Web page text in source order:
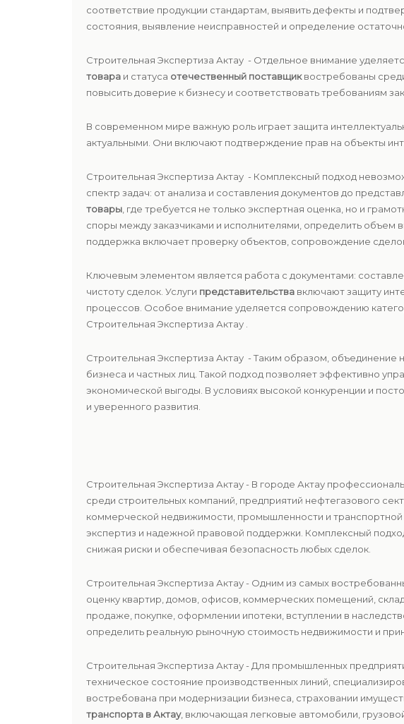
соответствие продукции стандартам, выявить дефекты и
состояния, выявление неисправностей и определение
Строительная Экспертиза Актау - Отдельное внимание
товара и статуса отечественный поставщиквостребованы
повысить доверие к бизнесу и соответствовать требованиям
В современном мире важную роль играет защита
актуальными. Они включают подтверждение прав на объекты
Строительная Экспертиза Актау - Комплексный подход
спектр задач: от анализа и составления документов до
товары , где требуется не только экспертная оценка, но и
споры между заказчиками и исполнителями, определить объем
поддержка включает проверку объектов, сопровождение
Ключевым элементом является работа с документами:
чистоту сделок. Услуги представительства включают защиту
процессов. Особое внимание уделяется сопровождению
Строительная Экспертиза Актау .
Строительная Экспертиза Актау - Таким образом,
бизнеса и частных лиц. Такой подход позволяет эффективно
экономической выгоды. В условиях высокой конкуренции и
и уверенного развития.
Строительная Экспертиза Актау - В городе Актау
среди строительных компаний, предприятий нефтегазового
коммерческой недвижимости, промышленности и
экспертиз и надежной правовой поддержки. Комплексный
снижая риски и обеспечивая безопасность любых сделок.
Строительная Экспертиза Актау - Одним из самых
оценку квартир, домов, офисов, коммерческих помещений,
продаже, покупке, оформлении ипотеки, вступлении в
определить реальную рыночную стоимость недвижимости и
Строительная Экспертиза Актау - Для промышленных
техническое состояние производственных линий,
востребована при модернизации бизнеса, страховании
транспорта в Актау, включающая легковые автомобили,